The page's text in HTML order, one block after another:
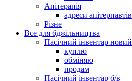
Апітерапія
адреси апітерпавтів
Різне
Все для бджільництва
Пасічний інвентар новий
куплю
обміняю
продам
Пасічний інвентар б/в